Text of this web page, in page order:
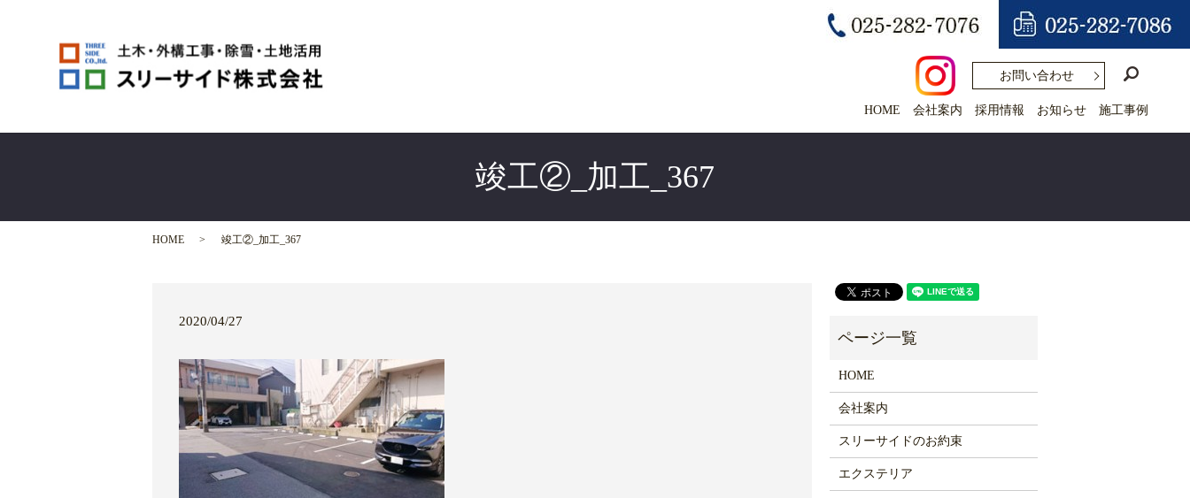
お問い合わせ
HOME 会社案内 採用情報 お知らせ 施工事例
竣工②_加工_367
HOME 竣工②_加工_367
2020/04/27
HOME
会社案内
スリーサイドのお約束
エクステリア